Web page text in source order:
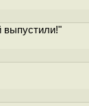
выпустили!"